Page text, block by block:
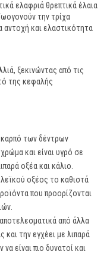
ελαφριά θρεπτικά έλαια
την τρίχα
αντοχή και ελαστικότητα
ξεκινώντας από τις
της κεφαλής
καρπό των δέντρων
και είναι υγρό σε
οξέα και κάλιο.
οξέος το καθιστά
που προορίζονται
από άλλα
και την εγχέει με λιπαρά
είναι πιο δυνατοί και